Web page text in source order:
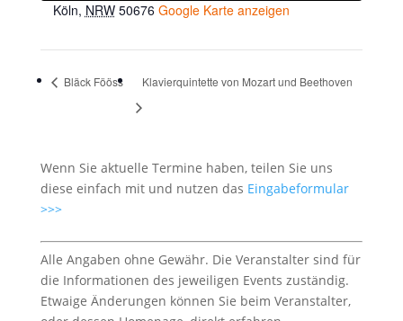
Köln, NRW 50676 Google Karte anzeigen
Bläck Fööss Klavierquintette von Mozart und Beethoven
Wenn Sie aktuelle Termine haben, teilen Sie uns
diese einfach mit und nutzen das Eingabeformular
>>>
Alle Angaben ohne Gewähr. Die Veranstalter sind für
die Informationen des jeweiligen Events zuständig.
Etwaige Änderungen können Sie beim Veranstalter,